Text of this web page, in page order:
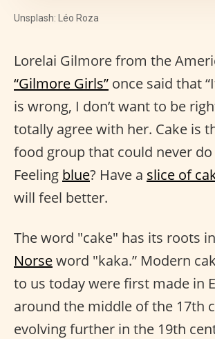
Unsplash: Léo Roza
Lorelai Gilmore from the
“Gilmore Girls” once said that
is wrong, I don’t want to be
totally agree with her. Cake is
food group that could never
Feeling blue? Have a slice of
will feel better.
The word "cake" has its roots
Norseword "kaka.” Modern
to us today were first made in
around the middle of the 17th
evolving further in the 19th